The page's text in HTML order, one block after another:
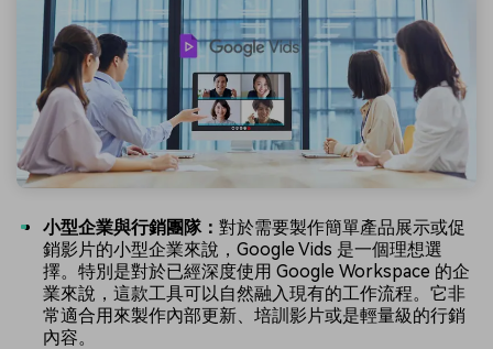
小型企業與行銷團隊： 對於需要製作簡單產品展示或促
銷影片的小型企業來說，Google Vids 是一個理想選
擇。特別是對於已經深度使用 Google Workspace 的企
業來說，這款工具可以自然融入現有的工作流程。它非
常適合用來製作內部更新、培訓影片或是輕量級的行銷
內容。